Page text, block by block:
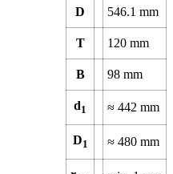
D 546.1 mm
T 120 mm
B 98 mm
d1 ≈ 442 mm
D1 ≈ 480 mm